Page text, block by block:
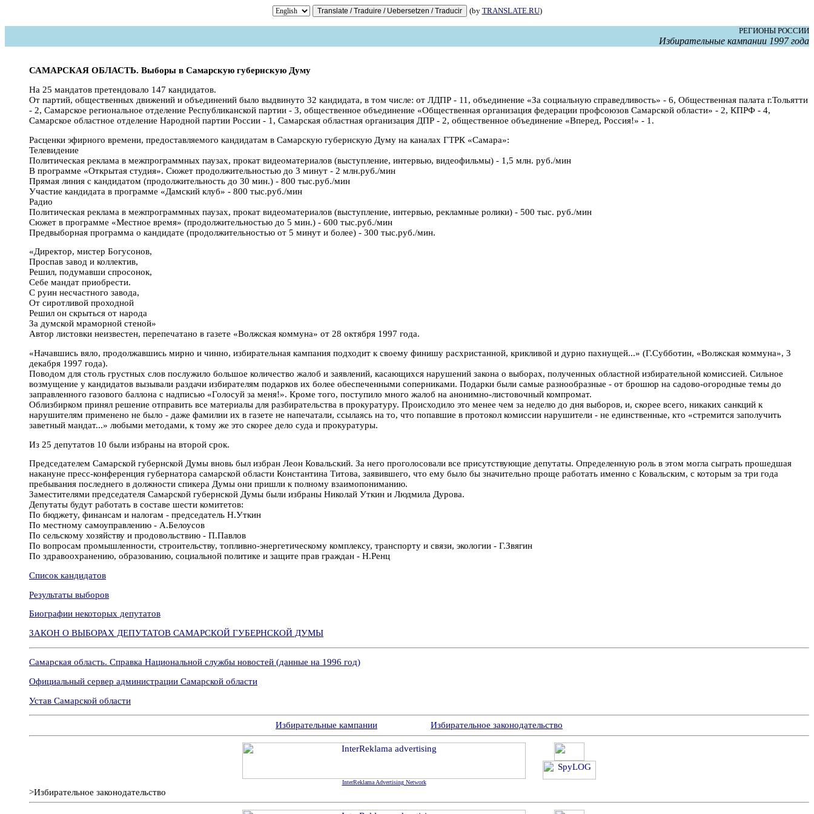
(by TRANSLATE.RU)
РЕГИОНЫ РОССИИ
Избирательные кампании 1997 года
САМАРСКАЯ ОБЛАСТЬ. Выборы в Самарскую губернскую Думу
На 25 мандатов претендовало 147 кандидатов.
От партий, общественных движений и объединений было выдвинуто 32 кандидата, в том числе: от ЛДПР - 11, объединение «За социальную справедливость» - 6, Общественная палата г.Тольятти
- 2, Самарское региональное отделение Республиканской партии - 3, общественное объединение «Общественная организация федерации профсоюзов Самарской области» - 2, КПРФ - 4,
Самарское областное отделение Народной партии России - 1, Самарская областная организация ДПР - 2, общественное объединение «Вперед, Россия!» - 1.
Расценки эфирного времени, предоставляемого кандидатам в Самарскую губернскую Думу на каналах ГТРК «Самара»:
Телевидение
Политическая реклама в межпрограммных паузах, прокат видеоматериалов (выступление, интервью, видеофильмы) - 1,5 млн. руб./мин
В программе «Открытая студия». Сюжет продолжительностью до 3 минут - 2 млн.руб./мин
Прямая линия с кандидатом (продолжительность до 30 мин.) - 800 тыс.руб./мин
Участие кандидата в программе «Дамский клуб» - 800 тыс.руб./мин
Радио
Политическая реклама в межпрограммных паузах, прокат видеоматериалов (выступление, интервью, рекламные ролики) - 500 тыс. руб./мин
Сюжет в программе «Местное время» (продолжительностью до 5 мин.) - 600 тыс.руб./мин
Предвыборная программа о кандидате (продолжительностью от 5 минут и более) - 300 тыс.руб./мин.
«Директор, мистер Богусонов,
Проспав завод и коллектив,
Решил, подумавши спросонок,
Себе мандат приобрести.
С руин несчастного завода,
От сиротливой проходной
Решил он скрыться от народа
За думской мраморной стеной»
Автор листовки неизвестен, перепечатано в газете «Волжская коммуна» от 28 октября 1997 года.
«Начавшись вяло, продолжавшись мирно и чинно, избирательная кампания подходит к своему финишу расхристанной, крикливой и дурно пахнущей...» (Г.Субботин, «Волжская коммуна», 3
декабря 1997 года).
Поводом для столь грустных слов послужило большое количество жалоб и заявлений, касающихся нарушений закона о выборах, полученных областной избирательной комиссией. Сильное
возмущение у кандидатов вызывали раздачи избирателям подарков их более обеспеченными соперниками. Подарки были самые разнообразные - от брошюр на садово-огородные темы до
заправленного газового баллона с надписью «Голосуй за меня!». Кроме того, поступило много жалоб на анонимно-листовочный компромат.
Облизбирком принял решение отправить все материалы для разбирательства в прокуратуру. Происходило это менее чем за неделю до дня выборов, и, скорее всего, никаких санкций к
нарушителям применено не было - даже фамилии их в газете не напечатали, ссылаясь на то, что попавшие в протокол комиссии нарушители - не единственные, кто «стремится заполучить
заветный мандат...» любыми методами, к тому же это скорее дело суда и прокуратуры.
Из 25 депутатов 10 были избраны на второй срок.
Председателем Самарской губернской Думы вновь был избран Леон Ковальский. За него проголосовали все присутствующие депутаты. Определенную роль в этом могла сыграть прошедшая
накануне пресс-конференция губернатора самарской области Константина Титова, заявившего, что ему было бы значительно проще работать именно с Ковальским, с которым за три года
пребывания последнего в должности спикера Думы они пришли к полному взаимопониманию.
Заместителями председателя Самарской губернской Думы были избраны Николай Уткин и Людмила Дурова.
Депутаты будут работать в составе шести комитетов:
По бюджету, финансам и налогам - председатель Н.Уткин
По местному самоуправлению - А.Белоусов
По сельскому хозяйству и продовольствию - П.Павлов
По вопросам промышленности, строительству, топливно-энергетическому комплексу, транспорту и связи, экологии - Г.Звягин
По здравоохранению, образованию, социальной политике и защите прав граждан - Н.Ренц
Список кандидатов
Результаты выборов
Биографии некоторых депутатов
ЗАКОН О ВЫБОРАХ ДЕПУТАТОВ САМАРСКОЙ ГУБЕРНСКОЙ ДУМЫ
Самарская область. Справка Национальной службы новостей (данные на 1996 год)
Официальный сервер администрации Самарской области
Устав Самарской области
Избирательные кампании Избирательное законодательство
InterReklama Advertising Network
>Избирательное законодательство